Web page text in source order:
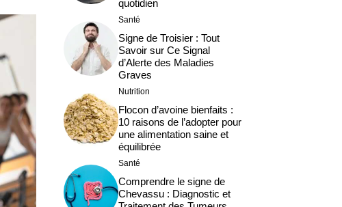
quotidien
Santé
Signe de Troisier : Tout
Savoir sur Ce Signal
d’Alerte des Maladies
Graves
Nutrition
Flocon d’avoine bienfaits :
10 raisons de l’adopter pour
une alimentation saine et
équilibrée
Santé
Comprendre le signe de
Chevassu : Diagnostic et